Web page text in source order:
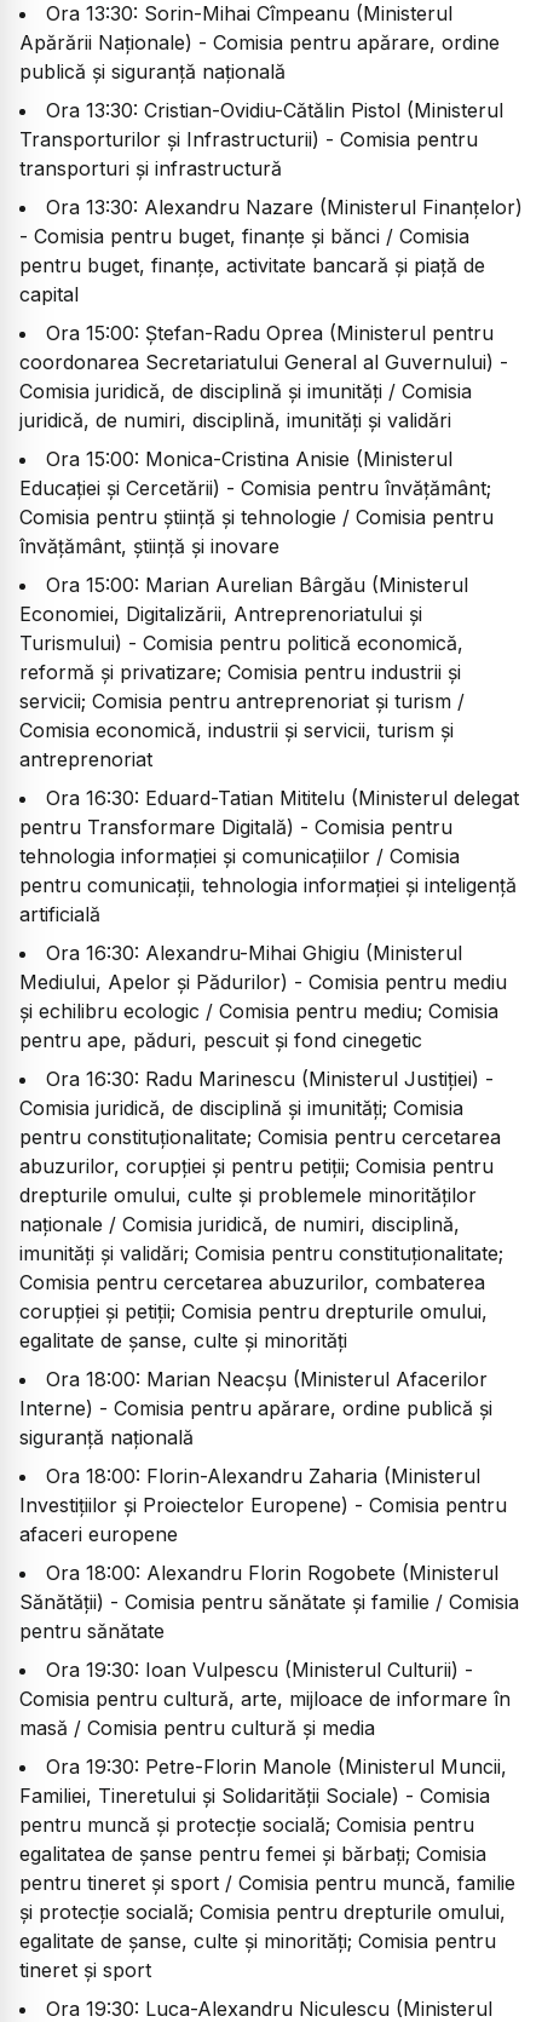
Ora 13:30: Sorin-Mihai Cîmpeanu (Ministerul
Apărării Naționale) - Comisia pentru apărare, ordine
publică și siguranță națională
Ora 13:30: Cristian-Ovidiu-Cătălin Pistol (Ministerul
Transporturilor și Infrastructurii) - Comisia pentru
transporturi și infrastructură
Ora 13:30: Alexandru Nazare (Ministerul Finanțelor)
- Comisia pentru buget, finanțe și bănci / Comisia
pentru buget, finanțe, activitate bancară și piață de
capital
Ora 15:00: Ștefan-Radu Oprea (Ministerul pentru
coordonarea Secretariatului General al Guvernului) -
Comisia juridică, de disciplină și imunități / Comisia
juridică, de numiri, disciplină, imunități și validări
Ora 15:00: Monica-Cristina Anisie (Ministerul
Educației și Cercetării) - Comisia pentru învățământ;
Comisia pentru știință și tehnologie / Comisia pentru
învățământ, știință și inovare
Ora 15:00: Marian Aurelian Bârgău (Ministerul
Economiei, Digitalizării, Antreprenoriatului și
Turismului) - Comisia pentru politică economică,
reformă și privatizare; Comisia pentru industrii și
servicii; Comisia pentru antreprenoriat și turism /
Comisia economică, industrii și servicii, turism și
antreprenoriat
Ora 16:30: Eduard-Tatian Mititelu (Ministerul delegat
pentru Transformare Digitală) - Comisia pentru
tehnologia informației și comunicațiilor / Comisia
pentru comunicații, tehnologia informației și inteligență
artificială
Ora 16:30: Alexandru-Mihai Ghigiu (Ministerul
Mediului, Apelor și Pădurilor) - Comisia pentru mediu
și echilibru ecologic / Comisia pentru mediu; Comisia
pentru ape, păduri, pescuit și fond cinegetic
Ora 16:30: Radu Marinescu (Ministerul Justiției) -
Comisia juridică, de disciplină și imunități; Comisia
pentru constituționalitate; Comisia pentru cercetarea
abuzurilor, corupției și pentru petiții; Comisia pentru
drepturile omului, culte și problemele minorităților
naționale / Comisia juridică, de numiri, disciplină,
imunități și validări; Comisia pentru constituționalitate;
Comisia pentru cercetarea abuzurilor, combaterea
corupției și petiții; Comisia pentru drepturile omului,
egalitate de șanse, culte și minorități
Ora 18:00: Marian Neacșu (Ministerul Afacerilor
Interne) - Comisia pentru apărare, ordine publică și
siguranță națională
Ora 18:00: Florin-Alexandru Zaharia (Ministerul
Investițiilor și Proiectelor Europene) - Comisia pentru
afaceri europene
Ora 18:00: Alexandru Florin Rogobete (Ministerul
Sănătății) - Comisia pentru sănătate și familie / Comisia
pentru sănătate
Ora 19:30: Ioan Vulpescu (Ministerul Culturii) -
Comisia pentru cultură, arte, mijloace de informare în
masă / Comisia pentru cultură și media
Ora 19:30: Petre-Florin Manole (Ministerul Muncii,
Familiei, Tineretului și Solidarității Sociale) - Comisia
pentru muncă și protecție socială; Comisia pentru
egalitatea de șanse pentru femei și bărbați; Comisia
pentru tineret și sport / Comisia pentru muncă, familie
și protecție socială; Comisia pentru drepturile omului,
egalitate de șanse, culte și minorități; Comisia pentru
tineret și sport
Ora 19:30: Luca-Alexandru Niculescu (Ministerul